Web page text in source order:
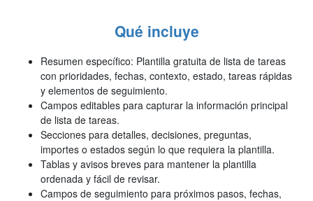
Qué incluye
Resumen específico: Plantilla gratuita de lista de tareas
con prioridades, fechas, contexto, estado, tareas rápidas
y elementos de seguimiento.
Campos editables para capturar la información principal
de lista de tareas.
Secciones para detalles, decisiones, preguntas,
importes o estados según lo que requiera la plantilla.
Tablas y avisos breves para mantener la plantilla
ordenada y fácil de revisar.
Campos de seguimiento para próximos pasos, fechas,